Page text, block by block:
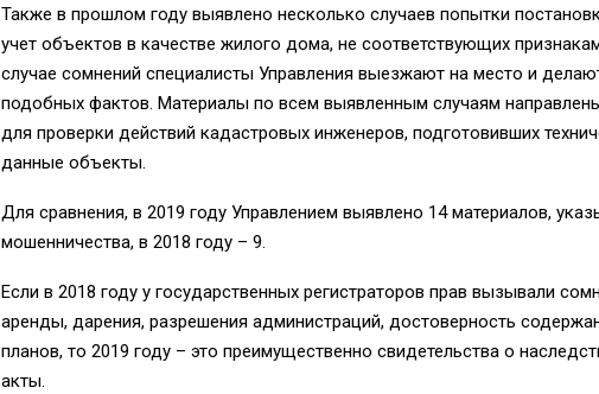
Также в прошлом году выявлено несколько случаев попытки
учет объектов в качестве жилого дома, не соответствующих
случае сомнений специалисты Управления выезжают на место и
подобных фактов. Материалы по всем выявленным случаям
для проверки действий кадастровых инженеров, подготовивших
данные объекты.
Для сравнения, в 2019 году Управлением выявлено 14 материалов,
мошенничества, в 2018 году – 9.
Если в 2018 году у государственных регистраторов прав вызывали
аренды, дарения, разрешения администраций, достоверность
планов, то 2019 году – это преимущественно свидетельства о
акты.